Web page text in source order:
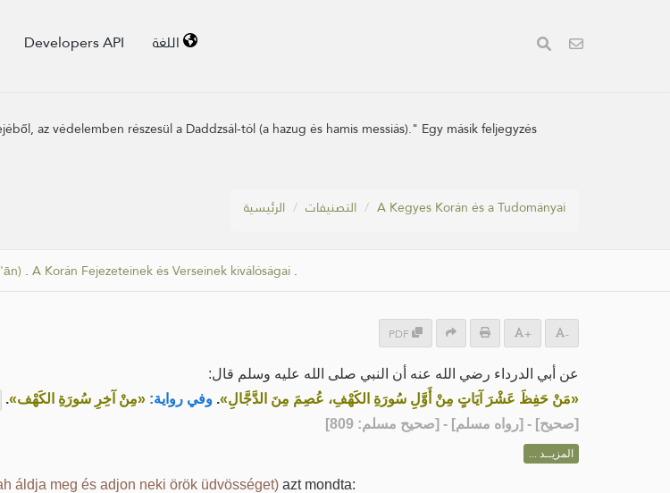
Developers API اللغة
az védelemben részesül a Daddzsál-tól (a hazug és hamis messiás)." Egy másik feljegyzés
الرئيسية التصنيفات A Kegyes Korán és a Tudományai
. A Korán Fejezeteinek és Verseinek kiválóságai .
PDF + -
عن أبي الدرداء رضي الله عنه أن النبي صلى الله عليه وسلم قال:
«مَنْ حَفِظَ عَشْرَ آيَاتٍ مِنْ أَوَّلِ سُورَةِ الكَهْفِ، عُصِمَ مِنَ الدَّجَّالِ». وفي رواية: «مِنْ آخِرِ سُورَةِ الكَهْف».
[صحيح] - [رواه مسلم] - [صحيح مسلم: 809]
المزيــد ...
áldja meg és adjon neki örök üdvösséget) azt mondta: